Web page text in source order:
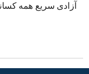
آزادی سریع همه